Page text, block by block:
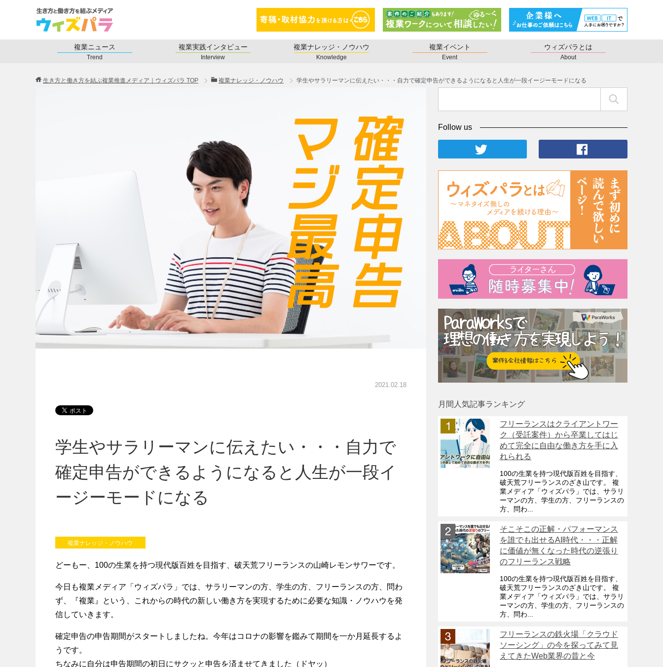
複業ニュース
Trend
複業実践インタビュー
Interview
複業ナレッジ・ノウハウ
Knowledge
複業イベント
Event
ウィズパラとは
About
生き方と働き方を結ぶ複業推進メディア｜ウィズパラ TOP 複業ナレッジ・ノウハウ 学生やサラリーマンに伝えたい・・・自力で確定申告ができるようになると人生が一段イージーモードになる
2021.02.18
学生やサラリーマンに伝えたい・・・自力で
確定申告ができるようになると人生が一段イ
ージーモードになる
複業ナレッジ・ノウハウ
どーもー、100の生業を持つ現代版百姓を目指す、破天荒フリーランスの山崎レモンサワーです。
今日も複業メディア「ウィズパラ」では、サラリーマンの方、学生の方、フリーランスの方、問わ
ず、『複業』という、これからの時代の新しい働き方を実現するために必要な知識・ノウハウを発
信していきます。
確定申告の申告期間がスタートしましたね。今年はコロナの影響を鑑みて期間を一か月延長するよ
うです。
ちなみに自分は申告期間の初日にサクッと申告を済ませてきました（ドヤッ）
Follow us
月間人気記事ランキング
フリーランスはクライアントワー
ク（受託案件）から卒業してはじ
めて完全に自由な働き方を手に入
れられる
100の生業を持つ現代版百姓を目指す、
破天荒フリーランスのざき山です。 複
業メディア「ウィズパラ」では、サラリ
ーマンの方、学生の方、フリーランスの
方、問わ...
そこそこの正解・パフォーマンス
を誰でも出せるAI時代・・・正解
に価値が無くなった時代の逆張り
のフリーランス戦略
100の生業を持つ現代版百姓を目指す、
破天荒フリーランスのざき山です。 複
業メディア「ウィズパラ」では、サラリ
ーマンの方、学生の方、フリーランスの
方、問わ...
フリーランスの鉄火場「クラウド
ソーシング」の今を探ってみて見
えてきたWeb業界の昔と今